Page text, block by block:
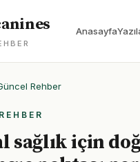
Anasayfa
Rehber
sağlık için